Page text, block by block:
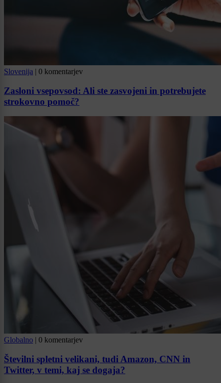
Slovenija | 0 komentarjev
Zasloni vsepovsod: Ali ste zasvojeni in potrebujete
strokovno pomoč?
Globalno | 0 komentarjev
Številni spletni velikani, tudi Amazon, CNN in
Twitter, v temi, kaj se dogaja?